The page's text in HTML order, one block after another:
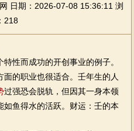
日期：2026-07-08 15:36:11 浏
218
而成功的开创事业的例子。
的职业也很适合。壬年生的人
过强恐会脱轨，但因其一身本领
鱼得水的活跃。财运：壬的本